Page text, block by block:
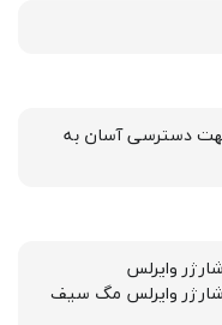
دسترسی آسان به
وایرلس
شارژر وایرلس مگ سیف